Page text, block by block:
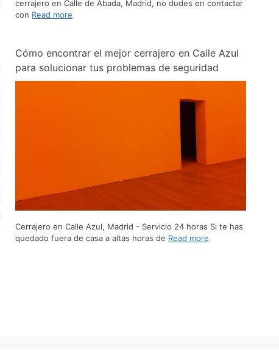
cerrajero en Calle de Abada, Madrid, no dudes en contactar
con Read more
Cómo encontrar el mejor cerrajero en Calle Azul
para solucionar tus problemas de seguridad
Cerrajero en Calle Azul, Madrid - Servicio 24 horas Si te has
quedado fuera de casa a altas horas de Read more